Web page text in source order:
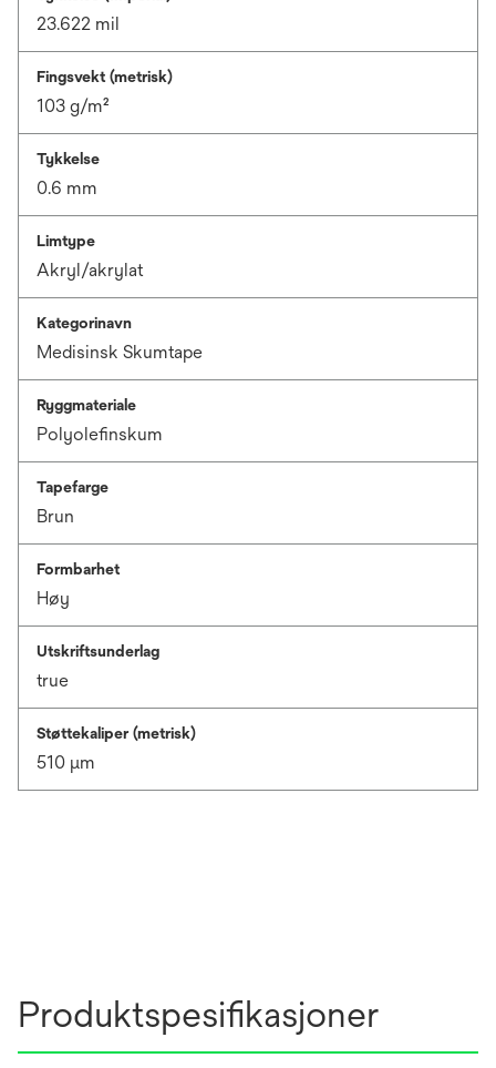
23.622 mil
Fingsvekt (metrisk)
103 g/m²
Tykkelse
0.6 mm
Limtype
Akryl/akrylat
Kategorinavn
Medisinsk Skumtape
Ryggmateriale
Polyolefinskum
Tapefarge
Brun
Formbarhet
Høy
Utskriftsunderlag
true
Støttekaliper (metrisk)
510 μm
Produktspesifikasjoner